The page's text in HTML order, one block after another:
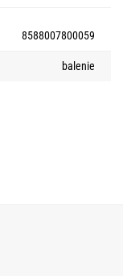
8588007800059
balenie